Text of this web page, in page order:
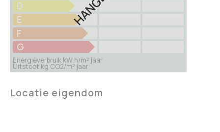
D
E
F
G
Energieverbruik kW h/m² jaar
Uitstoot kg CO2/m² jaar
Locatie eigendom